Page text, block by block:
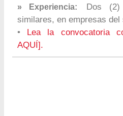
» Experiencia:
Dos
similares, en empresas del
•
Lea la convocatoria
AQUÍ].